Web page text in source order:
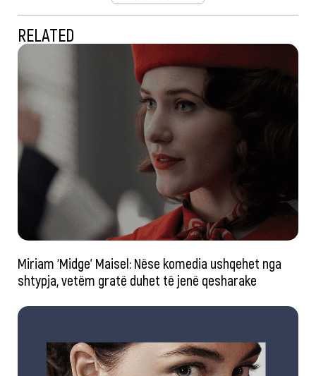
RELATED
Miriam ‘Midge’ Maisel: Nëse komedia ushqehet nga
shtypja, vetëm gratë duhet të jenë qesharake